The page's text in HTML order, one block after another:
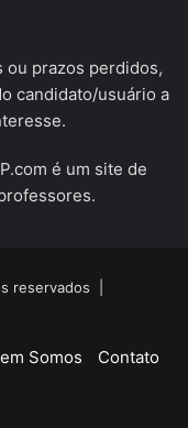
ou prazos perdidos,
candidato/usuário a
é um site de
reservados |
Somos Contato